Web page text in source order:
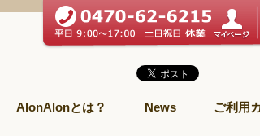
AlonAlonとは？ News ご利用